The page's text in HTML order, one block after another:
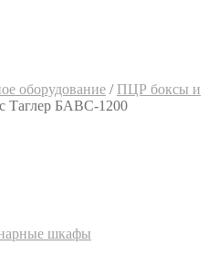
оборудование / ПЦР боксы и
Таглер БАВС-1200
шкафы